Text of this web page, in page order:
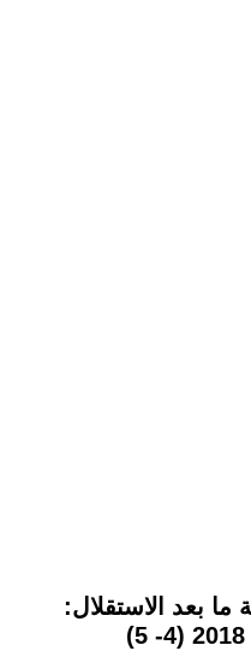
ما بعد الاستقلال: